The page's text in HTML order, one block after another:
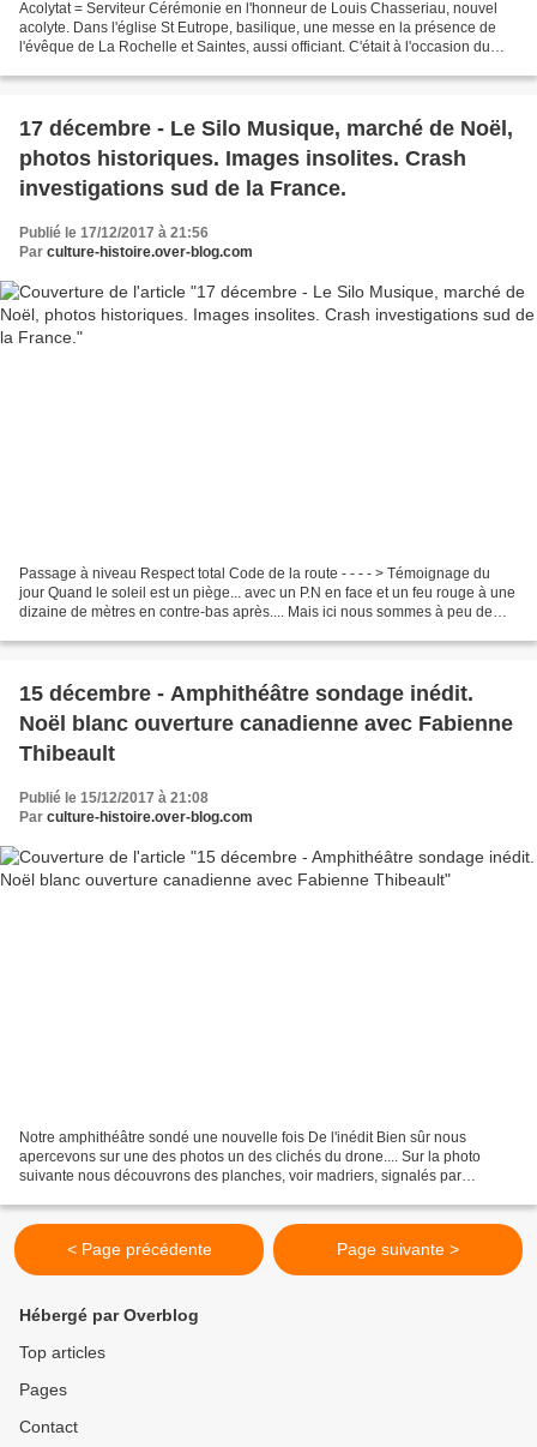
Acolytat = Serviteur Cérémonie en l'honneur de Louis Chasseriau, nouvel
acolyte. Dans l'église St Eutrope, basilique, une messe en la présence de
l'évêque de La Rochelle et Saintes, aussi officiant. C'était à l'occasion du
17 décembre - Le Silo Musique, marché de Noël,
photos historiques. Images insolites. Crash
investigations sud de la France.
Publié le 17/12/2017 à 21:56
Par culture-histoire.over-blog.com
Passage à niveau Respect total Code de la route - - - - > Témoignage du
jour Quand le soleil est un piège... avec un P.N en face et un feu rouge à une
dizaine de mètres en contre-bas après.... Mais ici nous sommes à peu de
15 décembre - Amphithéâtre sondage inédit.
Noël blanc ouverture canadienne avec Fabienne
Thibeault
Publié le 15/12/2017 à 21:08
Par culture-histoire.over-blog.com
Notre amphithéâtre sondé une nouvelle fois De l'inédit Bien sûr nous
apercevons sur une des photos un des clichés du drone.... Sur la photo
suivante nous découvrons des planches, voir madriers, signalés par
< Page précédente Page suivante >
Hébergé par Overblog
Top articles
Pages
Contact